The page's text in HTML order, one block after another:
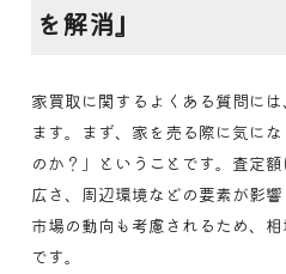
を解消』
家買取に関するよくある質問に
ます。まず、家を売る際に気に
のか？」ということです。査定額
広さ、周辺環境などの要素が影
市場の動向も考慮されるため、
です。